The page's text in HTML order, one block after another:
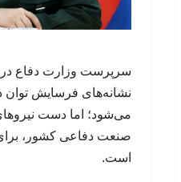
سرپرست وزارت دفاع در
نشانه‌های فرسایش توان
می‌شود؛ اما دست
صنعت دفاعی کشور، برای
است.